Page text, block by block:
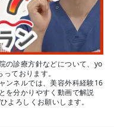
の診療方針などについて、yo
ております。
ンネルでは、美容外科経験16
を分かりやすく動画で解説
よろしくお願いします。